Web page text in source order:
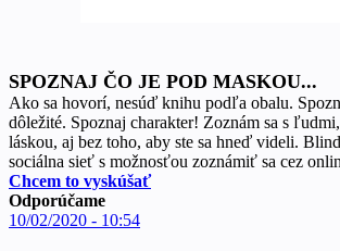
SPOZNAJ ČO JE POD MASKOU...
Ako sa hovorí, nesúď knihu podľa obalu.
dôležité. Spoznaj charakter! Zoznám sa s
láskou, aj bez toho, aby ste sa hneď videli.
sociálna sieť s možnosťou zoznámiť sa cez
Chcem to vyskúšať
Odporúčame
10/02/2020 - 10:54